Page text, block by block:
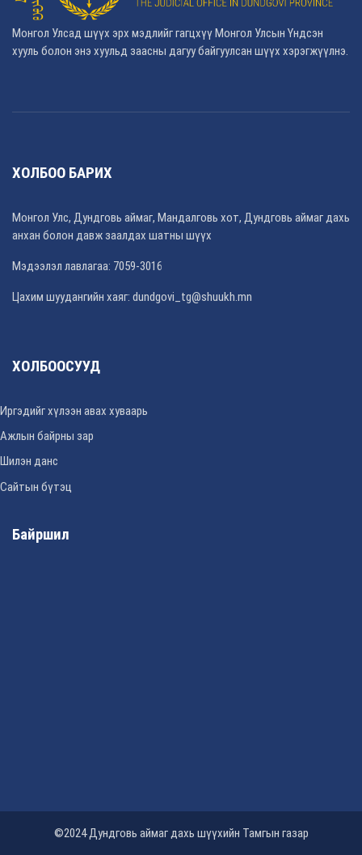
Монгол Улсад шүүх эрх мэдлийг гагцхүү Монгол Улсын Үндсэн
хууль болон энэ хуульд заасны дагуу байгуулсан шүүх хэрэгжүүлнэ.
ХОЛБОО БАРИХ
Монгол Улс, Дундговь аймаг, Мандалговь хот, Дундговь аймаг дахь
анхан болон давж заалдах шатны шүүх
Мэдээлэл лавлагаа: 7059-3016
Цахим шуудангийн хаяг: dundgovi_tg@shuukh.mn
ХОЛБООСУУД
Иргэдийг хүлээн авах хуваарь
Ажлын байрны зар
Шилэн данс
Сайтын бүтэц
Байршил
©2024 Дундговь аймаг дахь шүүхийн Тамгын газар